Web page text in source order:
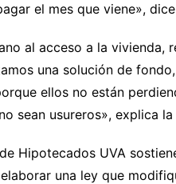
el mes que viene»,
al acceso a la vivienda,
una solución de
ellos no están
sean usureros», explica
Hipotecados UVA
una ley que